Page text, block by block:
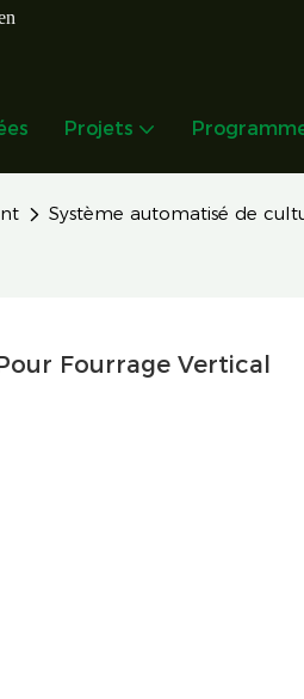
Projets
Système automatisé de
Fourrage Vertical